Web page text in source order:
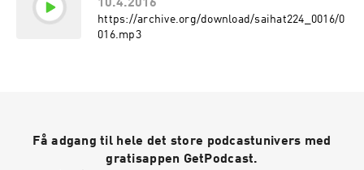
10.4.2016
https://archive.org/download/saihat224_0016/0
016.mp3
Få adgang til hele det store podcastunivers med
gratisappen GetPodcast.